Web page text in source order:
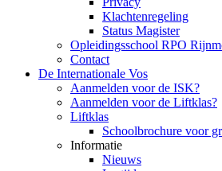
Klachtenregeling
Status Magister
Opleidingsschool RPO
Contact
De Internationale Vos
Aanmelden voor de ISK?
Aanmelden voor de Liftklas?
Liftklas
Schoolbrochure voor
Informatie
Nieuws